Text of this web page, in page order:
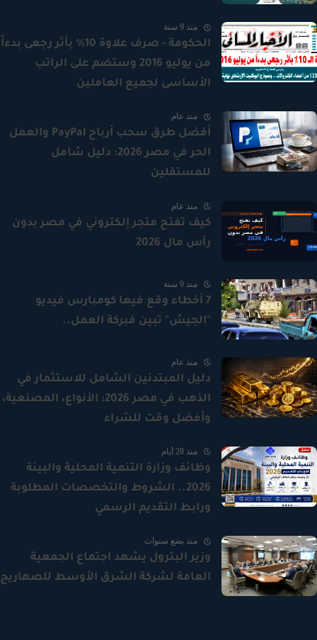
منذ 9 سنة
الحكومة - صرف علاوة 10% بأثر رجعى بدءاً
من يوليو 2016 وستضم على الراتب
الأساسى لجميع العاملين
منذ عام
أفضل طرق سحب أرباح PayPal والعمل
الحر في مصر 2026: دليل شامل
للمستقلين
منذ عام
كيف تفتح متجر إلكتروني في مصر بدون
رأس مال 2026
منذ 9 سنة
7 أخطاء وقع فيها كومبارس فيديو
"الجيش" تبين فبركة العمل..
منذ عام
دليل المبتدئين الشامل للاستثمار في
الذهب في مصر 2026: الأنواع، المصنعية،
وأفضل وقت للشراء
منذ 28 أيام
وظائف وزارة التنمية المحلية والبيئة
2026.. الشروط والتخصصات المطلوبة
ورابط التقديم الرسمي
منذ بضع سنوات
وزير البترول يشهد اجتماع الجمعية
العامة لشركة الشرق الأوسط للصهاريج